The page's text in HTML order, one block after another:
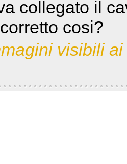
collegato il
cosi?
visibili